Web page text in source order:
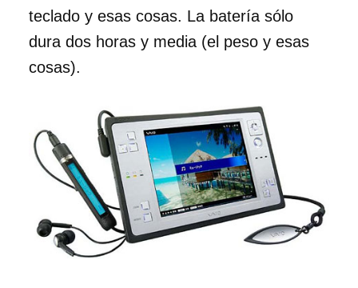
teclado y esas cosas. La batería sólo
dura dos horas y media (el peso y esas
cosas).